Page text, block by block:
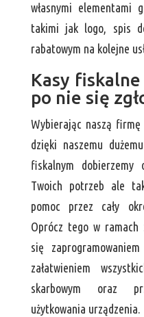
własnymi elementami
takimi jak logo, spis
rabatowym na kolejne
Kasy
po nie się
Wybierając naszą
dzięki naszemu
fiskalnym dobierzemy
Twoich potrzeb ale
pomoc przez cały
Oprócz tego w ramach
się
załatwieniem
skarbowym oraz
użytkowania urządzenia.